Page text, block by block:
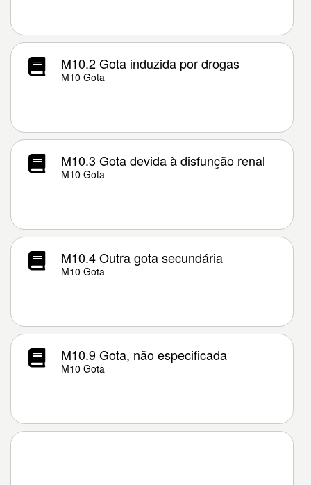
M10.2 Gota induzida por drogas
M10 Gota
M10.3 Gota devida à disfunção renal
M10 Gota
M10.4 Outra gota secundária
M10 Gota
M10.9 Gota, não especificada
M10 Gota